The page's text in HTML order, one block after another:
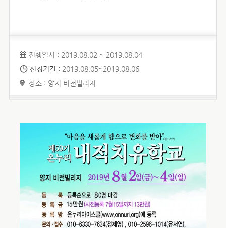
진행일시 : 2019.08.02 ~ 2019.08.04
신청기간 : 2019.08.05~2019.08.06
장소 : 양지 비전빌리지